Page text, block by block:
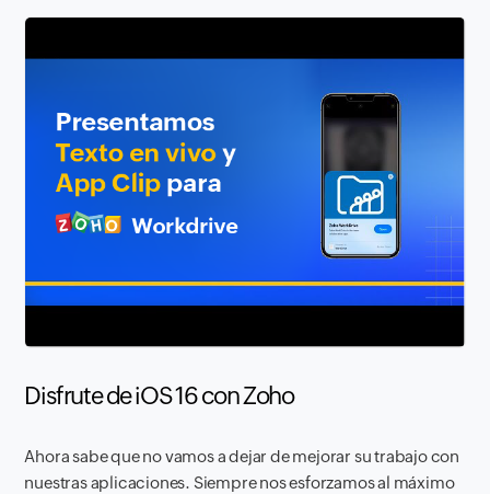
Disfrute de iOS 16 con Zoho
Ahora sabe que no vamos a dejar de mejorar su trabajo con
nuestras aplicaciones. Siempre nos esforzamos al máximo